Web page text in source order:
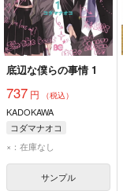
底辺な僕らの事情 1
737 円 （税込）
KADOKAWA
コダマナオコ
×：在庫なし
サンプル